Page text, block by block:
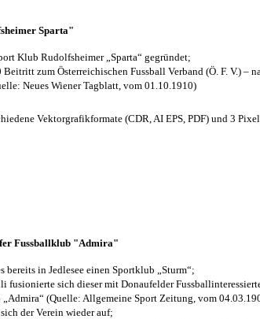
Sparta"
Klub Rudolfsheimer „Sparta“ gegründet;
Beitritt zum Österreichischen Fussball Verband (Ö. F. V.) –
Neues Wiener Tagblatt, vom 01.10.1910)
Vektorgrafikformate (CDR, AI EPS, PDF) und 3
Fussballklub "Admira"
bereits in Jedlesee einen Sportklub „Sturm“;
fusionierte sich dieser mit Donaufelder
(Quelle: Allgemeine Sport Zeitung, vom
der Verein wieder auf;